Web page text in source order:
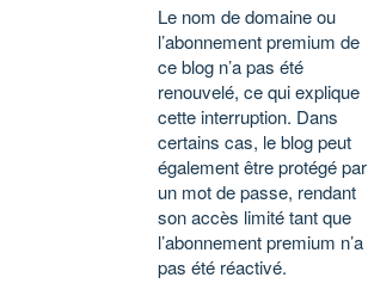
Le nom de domaine ou
l’abonnement premium de
ce blog n’a pas été
renouvelé, ce qui explique
cette interruption. Dans
certains cas, le blog peut
également être protégé par
un mot de passe, rendant
son accès limité tant que
l’abonnement premium n’a
pas été réactivé.